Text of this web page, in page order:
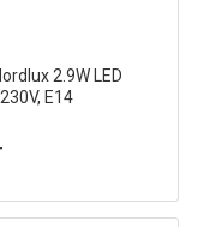
2.9W LED
E14